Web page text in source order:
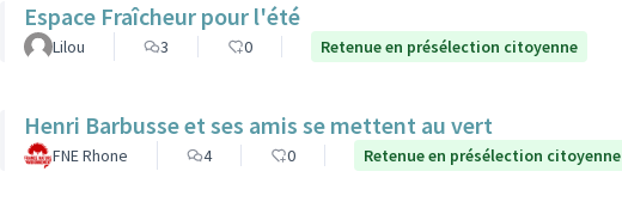
Espace Fraîcheur pour l'été
Lilou 3 0 Retenue en présélection citoyenne
Henri Barbusse et ses amis se mettent au vert
FNE Rhone 4 0 Retenue en présélection citoyenne